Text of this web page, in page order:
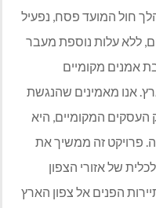
חול המועד פסח, נפעיל
ללא עלות נוספת מעבר
אמנים מקומיים
אנו מאמינים שהנגשת
העסקים המקומיים, היא
פרויקט זה ממשיך את
של אזורי הצפון
הפנים אל צפון הארץ